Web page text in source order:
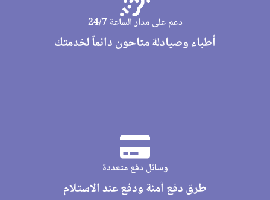
دعم على مدار الساعة 24/7
أطباء وصيادلة متاحون دائماً لخدمتك
وسائل دفع متعددة
طرق دفع آمنة ودفع عند الاستلام